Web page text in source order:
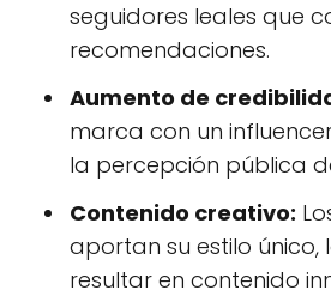
seguidores leales que
recomendaciones.
Aumento de
marca con un
la percepción pública
Contenido creativo:
aportan su estilo único,
resultar en contenido